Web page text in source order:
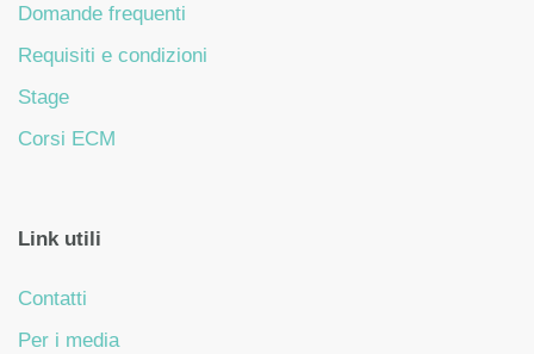
Domande frequenti
Requisiti e condizioni
Stage
Corsi ECM
Link utili
Contatti
Per i media